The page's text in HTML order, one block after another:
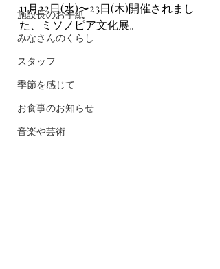
施設長のお手紙
みなさんのくらし
スタッフ
季節を感じて
お食事のお知らせ
音楽や芸術
11月22日(水)〜23日(木)開催されまし
た、ミソノピア文化展。